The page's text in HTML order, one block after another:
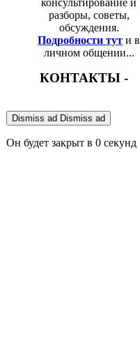
консультирование и
разборы, советы,
обсуждения.
Подробности тут и в
личном общении...
КОНТАКТЫ -
Dismiss ad Dismiss ad
Он будет закрыт в 0 секунд